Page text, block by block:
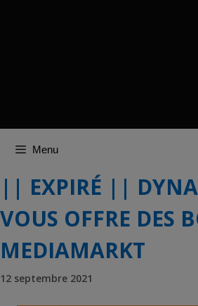
Menu
|| EXPIRÉ ||
VOUS OFFRE DES
MEDIAMARKT
12 septembre 2021